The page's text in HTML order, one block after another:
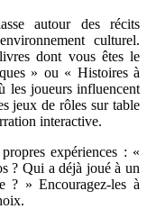
autour des récits
culturel.
dont vous êtes le
» ou « Histoires à
les joueurs influencent
jeux de rôles sur table
interactive.
expériences : «
? Qui a déjà joué à un
? » Encouragez-les à